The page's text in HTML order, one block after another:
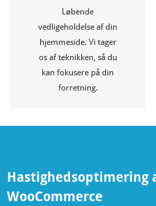
Løbende
vedligeholdelse af din
hjemmeside. Vi tager
os af teknikken, så du
kan fokusere på din
forretning.
Serviceaftaler
Opdateringer, virusbeskyttelse,
daglige scanninger og backups,
sikkerhed og support.
Hastighedsoptimering
WooCommerce